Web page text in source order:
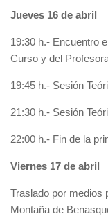
Jueves 16 de abril
19:30 h.- Encuentro
Curso y del
19:45 h.- Sesión
21:30 h.- Sesión
22:00 h.- Fin de la
Viernes 17 de abril
Traslado por medios
Montaña de